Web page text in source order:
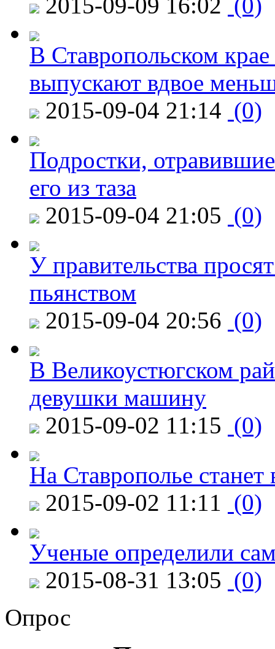
В Ставропольском
выпускают вдвое
2015-09-04 21:14 (0)
Подростки,
его из таза
2015-09-04 21:05 (0)
У правительства
пьянством
2015-09-04 20:56 (0)
В Великоустюгском
девушки машину
2015-09-02 11:15 (0)
На Ставрополье
2015-09-02 11:11 (0)
Ученые определили
2015-08-31 13:05 (0)
Опрос